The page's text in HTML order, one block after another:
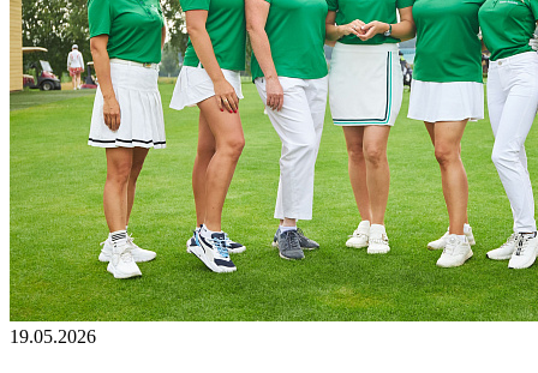
19.05.2026